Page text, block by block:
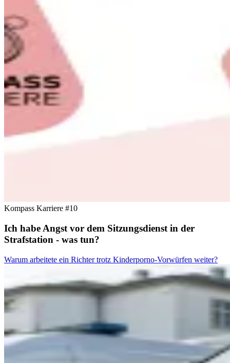
Kompass Karriere #10
Ich habe Angst vor dem Sitzungsdienst in der
Strafstation - was tun?
Warum arbeitete ein Richter trotz Kinderporno-Vorwürfen weiter?